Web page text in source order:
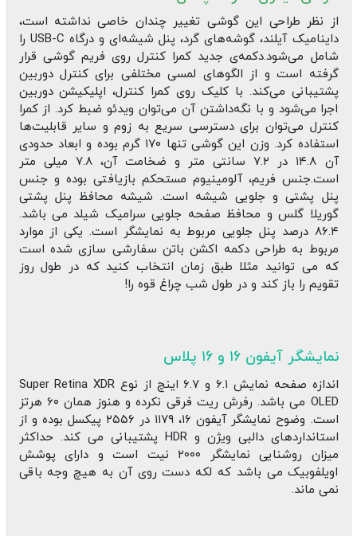
از نظر طراحی این گوشی تغییر چندان خاصی نداشته است،
داینامیک آیلند، گوشه‌های گرد، پنل شیشه‌ای و درگاه USB-C را
شامل می‌شود.دکمه‌ی جدید کمرا کنترل روی فریم گوشی قرار
گرفته است و از الگوهای لمسی مختلفی برای کنترل دوربین
پشتیبانی می‌کند. با کلیک روی کمرا کنترل، اپلیکیشن دوربین
اجرا می‌شود و با نگه‌داشتن آن می‌توان ویدئو ضبط کرد. از کمرا
کنترل می‌توان برای دسترسی سریع به زوم و سایر قابلیت‌ها
استفاده کرد. وزن این گوشی تنها ۱۷۰ گرم بوده و ابعاد حدودی
آن ۱۴.۸ در ۷.۲ سانتی متر و ضخامت آن، ۷.۸ میلی متر
است.جنس فریم، آلومینیوم مستحکم بازیافتی بوده و جنس
پنل پشتی و جلویی شیشه است. شیشه محافظ پنل پشتی
گوریلا گلس و محافظ صفحه جلویی سرامیک شیلد می باشد.
۸۶.۴ درصد پنل جلویی مربوط به نمایشگر است. یکی از موارد
مربوط به طراحی دکمه اکشن باتن سفارشی سازی شده است
که می توانید مثلا طبق زمان انتخاب کنید که در طول روز
تقویم را باز کند و در طول شب چراغ قوه را!
نمایشگر آیفون ۱۶ و ۱۶ پلاس
اندازه صفحه نمایش ۶.۱ و ۶.۷ اینچ از نوع Super Retina XDR
OLED می باشد. رفرش ریت فرقی نکرده و هنوز همان ۶۰ هرتز
است. وضوح نمایشگر آیفون ۱۶، ۱۱۷۹ در ۲۵۵۶ پیکسل بوده و از
استانداردهای دالبی ویژن و HDR پشتیبانی می کند. حداکثر
میزان روشنایی نمایشگر ۲۰۰۰ نیت است و دارای پوشش
اویلفوبیک می باشد که لکه دست روی آن به هیچ وجه باقی
نمی ماند.